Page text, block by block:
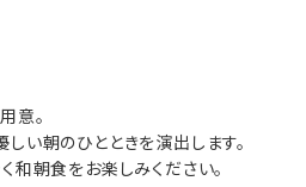
と具体的にお知らせいただけますよう
ールもしくはお電話をさせていただく場
難など、生命に関わる症状）をお持ちの
います。
意。
い朝のひとときを演出します。
和朝食をお楽しみください。